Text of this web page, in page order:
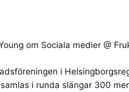
om Sociala medier @
i
i runda slängar 300